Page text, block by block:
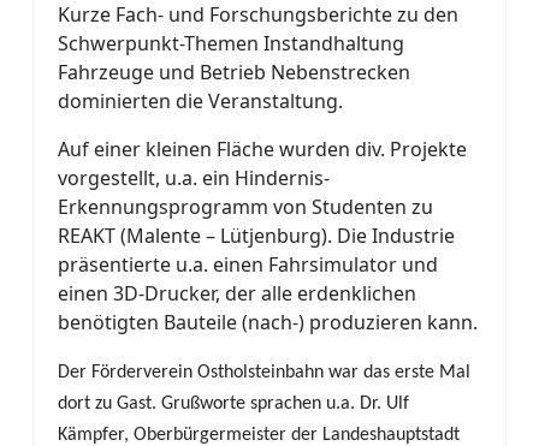
Kurze Fach- und Forschungsberichte zu den
Schwerpunkt-Themen Instandhaltung
Fahrzeuge und Betrieb Nebenstrecken
dominierten die Veranstaltung.
Auf einer kleinen Fläche wurden div. Projekte
vorgestellt, u.a. ein Hindernis-
Erkennungsprogramm von Studenten zu
REAKT (Malente – Lütjenburg). Die Industrie
präsentierte u.a. einen Fahrsimulator und
einen 3D-Drucker, der alle erdenklichen
benötigten Bauteile (nach-) produzieren kann.
Der Förderverein Ostholsteinbahn war das erste Mal
dort zu Gast. Grußworte sprachen u.a. Dr. Ulf
Kämpfer, Oberbürgermeister der Landeshauptstadt